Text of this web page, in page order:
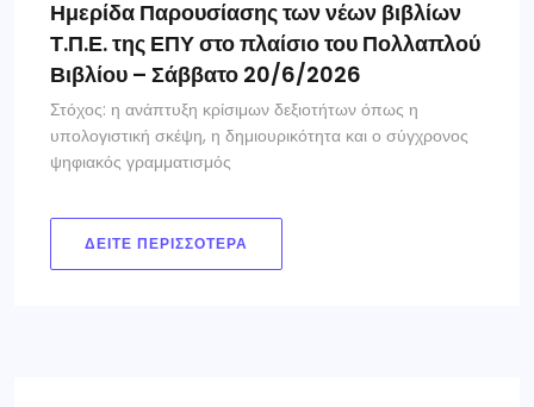
Ημερίδα Παρουσίασης των νέων βιβλίων
Τ.Π.Ε. της ΕΠΥ στο πλαίσιο του Πολλαπλού
Βιβλίου – Σάββατο 20/6/2026
Στόχος: η ανάπτυξη κρίσιμων δεξιοτήτων όπως η
υπολογιστική σκέψη, η δημιουρικότητα και ο σύγχρονος
ψηφιακός γραμματισμός
ΔΕΊΤΕ ΠΕΡΙΣΣΌΤΕΡΑ